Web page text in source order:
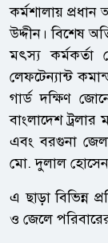
কর্মশালায়
উদ্দীন। বিশেষ
মৎস্য কর্মকর্তা
লেফটেন্যান্ট
গার্ড দক্ষিণ
বাংলাদেশ
এবং বরগুনা
মো. দুলাল
এ ছাড়া বিভিন্ন
ও জেলে